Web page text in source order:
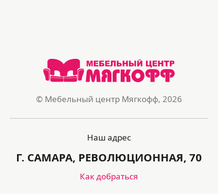
© Мебельный центр Мягкофф, 2026
Наш адрес
Г. САМАРА, РЕВОЛЮЦИОННАЯ, 70
Как добраться